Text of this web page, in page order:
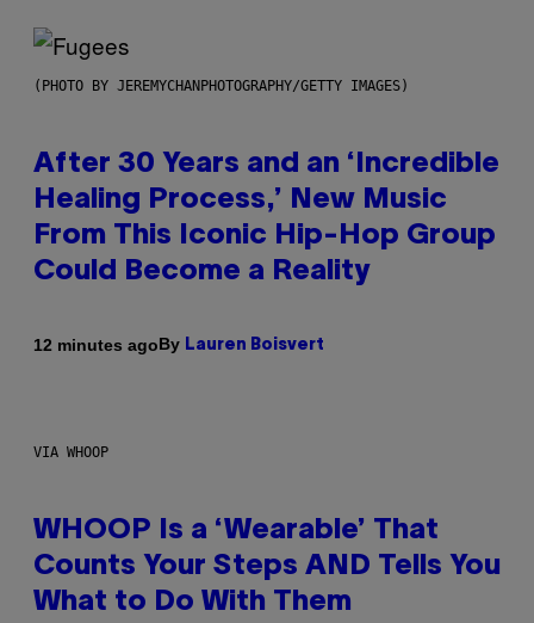
(PHOTO BY JEREMYCHANPHOTOGRAPHY/GETTY IMAGES)
After 30 Years and an ‘Incredible
Healing Process,’ New Music
From This Iconic Hip-Hop Group
Could Become a Reality
12 minutes agoBy Lauren Boisvert
VIA WHOOP
WHOOP Is a ‘Wearable’ That
Counts Your Steps AND Tells You
What to Do With Them